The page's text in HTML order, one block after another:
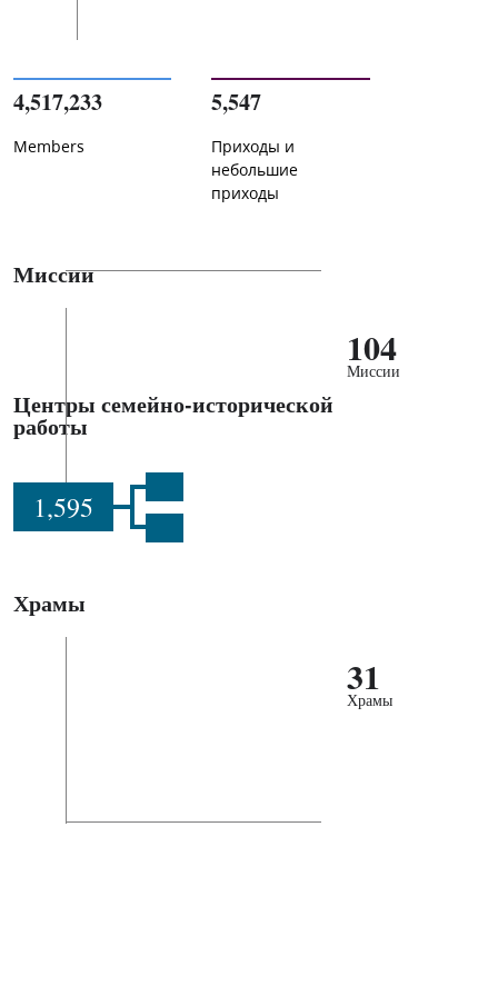
4,517,233
Members
5,547
Приходы и
небольшие
приходы
Миссии
104
Миссии
Центры семейно-исторической
работы
1,595
Храмы
31
Храмы